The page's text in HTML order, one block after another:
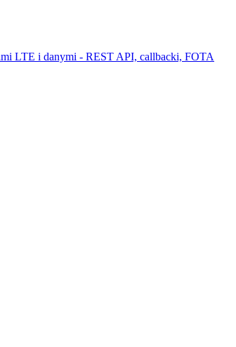
LTE i danymi - REST API, callbacki, FOTA